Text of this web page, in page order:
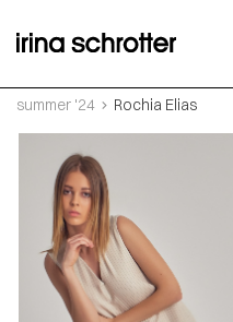
summer '24 Rochia Elias